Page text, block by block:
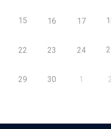
15 16 17
22 23 24
29 30 1 2